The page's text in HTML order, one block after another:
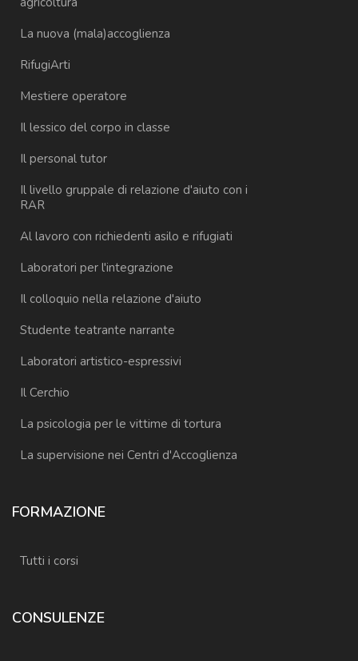
La nuova (mala)accoglienza
RifugiArti
Mestiere operatore
Il lessico del corpo in classe
Il personal tutor
Il livello gruppale di relazione d'aiuto con i
RAR
Al lavoro con richiedenti asilo e rifugiati
Laboratori per l'integrazione
Il colloquio nella relazione d'aiuto
Studente teatrante narrante
Laboratori artistico-espressivi
Il Cerchio
La psicologia per le vittime di tortura
La supervisione nei Centri d'Accoglienza
FORMAZIONE
Tutti i corsi
CONSULENZE